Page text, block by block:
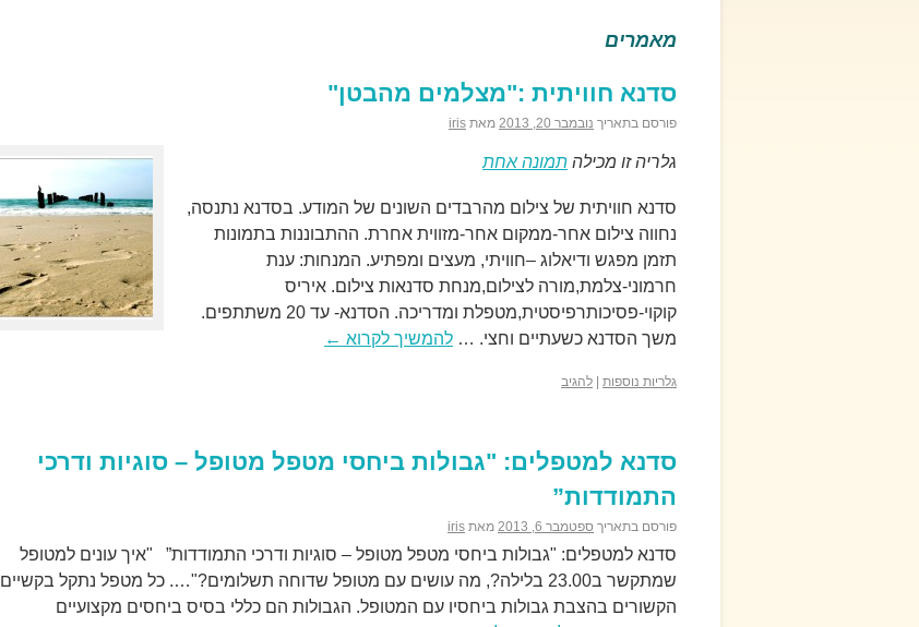
מאמרים
סדנא חוויתית :"מצלמים מהבטן"
פורסם בתאריך נובמבר 20, 2013 מאת iris
גלריה זו מכילה תמונה אחת
סדנא חוויתית של צילום מהרבדים השונים של המודע. בסדנא נתנסה,
נחווה צילום אחר-ממקום אחר-מזווית אחרת. ההתבוננות בתמונות
תזמן מפגש ודיאלוג –חוויתי, מעצים ומפתיע. המנחות: ענת
חרמוני-צלמת,מורה לצילום,מנחת סדנאות צילום. איריס
קוקוי-פסיכותרפיסטית,מטפלת ומדריכה. הסדנא- עד 20 משתתפים.
משך הסדנא כשעתיים וחצי. … להמשיך לקרוא ←
גלריות נוספות להגיב
סדנא למטפלים: "גבולות ביחסי מטפל מטופל – סוגיות ודרכי
התמודדות”
פורסם בתאריך ספטמבר 6, 2013 מאת iris
סדנא למטפלים: "גבולות ביחסי מטפל מטופל – סוגיות ודרכי התמודדות” "איך עונים למטופל
שמתקשר ב23.00 בלילה?, מה עושים עם מטופל שדוחה תשלומים?"…. כל מטפל נתקל בקשיים
הקשורים בהצבת גבולות ביחסיו עם המטופל. הגבולות הם כללי בסיס ביחסים מקצועיים